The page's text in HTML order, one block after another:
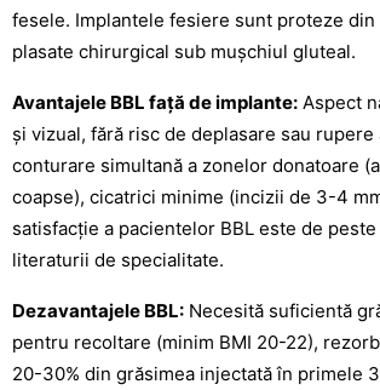
fesele. Implantele fesiere sunt proteze
plasate chirurgical sub mușchiul gluteal.
Avantajele BBL față de implante:Aspect
și vizual, fără risc de deplasare sau rupere
conturare simultană a zonelor donatoare
coapse), cicatrici minime (incizii de 3-4
satisfacție a pacientelor BBL este de
literaturii de specialitate.
Dezavantajele BBL:Necesită suficientă
pentru recoltare (minim BMI 20-22),
20-30% din grăsimea injectată în primele